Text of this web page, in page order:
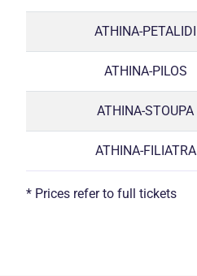
ATHINA-PETALIDI
ATHINA-PILOS
ATHINA-STOUPA
ATHINA-FILIATRA
* Prices refer to full tickets